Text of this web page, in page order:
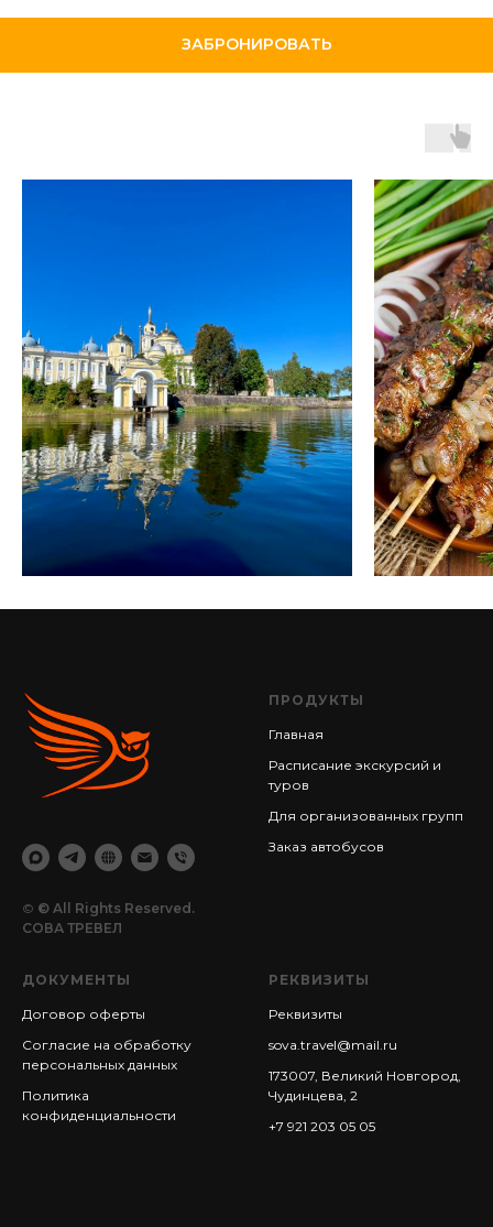
ЗАБРОНИРОВАТЬ
© © All Rights Reserved.
СОВА ТРЕВЕЛ
ПРОДУКТЫ
Главная
Расписание экскурсий и
туров
Для организованных групп
Заказ автобусов
ДОКУМЕНТЫ
Договор оферты
Согласие на обработку
персональных данных
Политика
конфиденциальности
РЕКВИЗИТЫ
Реквизиты
sova.travel@mail.ru
173007, Великий Новгород,
Чудинцева, 2
+7 921 203 05 05